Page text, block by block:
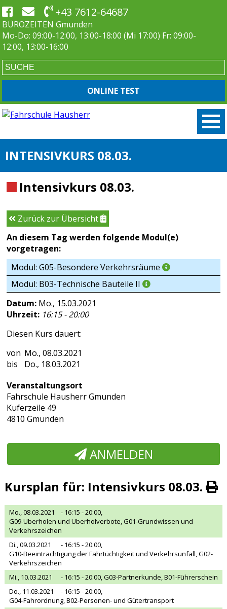
+43 7612-64687
BÜROZEITEN Gmunden
Mo-Do: 09:00-12:00, 13:00-18:00 (Mi 17:00) Fr: 09:00-
12:00, 13:00-16:00
ONLINE TEST
INTENSIVKURS 08.03.
Intensivkurs 08.03.
Zurück zur Übersicht
An diesem Tag werden folgende Modul(e)
vorgetragen:
Modul: G05-Besondere Verkehrsräume
Modul: B03-Technische Bauteile II
Datum: Mo., 15.03.2021
Uhrzeit: 16:15 - 20:00
Diesen Kurs dauert:
Mo., 08.03.2021
Do., 18.03.2021
Veranstaltungsort
Fahrschule Hausherr Gmunden
Kuferzeile 49
4810 Gmunden
ANMELDEN
Kursplan für: Intensivkurs 08.03.
Mo., 08.03.2021
- 16:15 - 20:00,
G09-Überholen und Überholverbote, G01-Grundwissen und
Verkehrszeichen
Di., 09.03.2021
- 16:15 - 20:00,
G10-Beeinträchtigung der Fahrtüchtigkeit und Verkehrsunfall, G02-
Verkehrszeichen
Mi., 10.03.2021
- 16:15 - 20:00,G03-Partnerkunde, B01-Führerschein
Do., 11.03.2021
- 16:15 - 20:00,
G04-Fahrordnung, B02-Personen- und Gütertransport